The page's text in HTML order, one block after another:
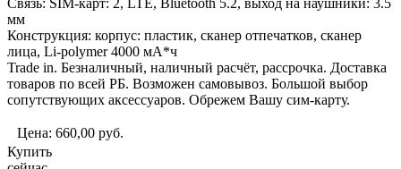
Связь: SIM-карт: 2, LTE, Bluetooth 5.2, выход на наушники: 3.5
мм
Конструкция: корпус: пластик, сканер отпечатков, сканер
лица, Li-polymer 4000 мА*ч
Trade in. Безналичный, наличный расчёт, рассрочка. Доставка
товаров по всей РБ. Возможен самовывоз. Большой выбор
сопутствующих аксессуаров. Обрежем Вашу сим-карту.
Цена: 660,00 руб.
Купить